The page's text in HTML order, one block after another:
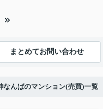
まとめてお問い合わせ
なんばのマンション(売買)一覧